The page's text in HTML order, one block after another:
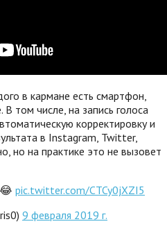
в кармане есть смартфон,
том числе, на запись голоса
корректировку и
в Instagram, Twitter,
но на практике это не вызовет
pic.twitter.com/CTCy0jXZI5
9 февраля 2019 г.